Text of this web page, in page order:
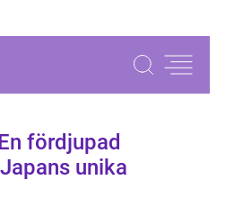
fördjupad
unika